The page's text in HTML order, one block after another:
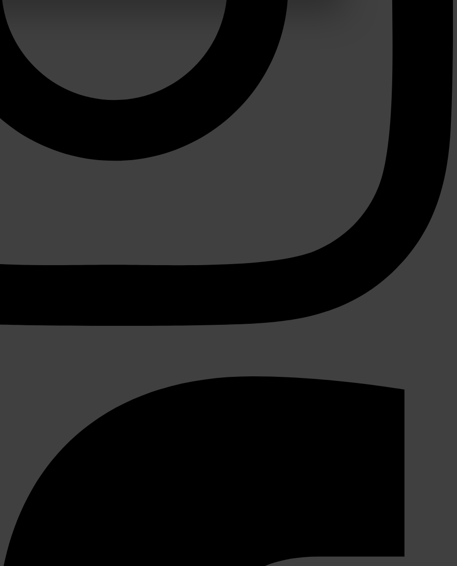
en advertenties te personaliseren, om functies voor social media te bieden en om ons
Ook delen we informatie over uw gebruik van onze site met onze partners voor social
Deze partners kunnen deze gegevens combineren met andere informatie die u aan ze heeft
op basis van uw gebruik van hun services.